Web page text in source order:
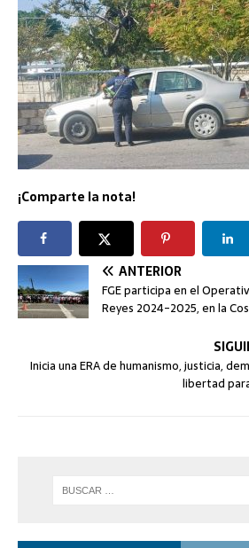
¡Comparte la nota!
ANTERIOR
FGE participa en el
Reyes 2024-2025, en la
Inicia una ERA de humanismo, justicia,
libertad